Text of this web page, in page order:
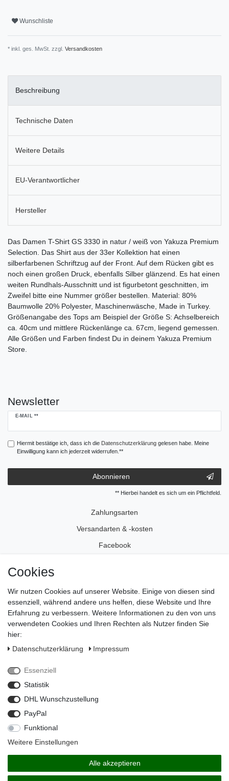
Wunschliste
* inkl. ges. MwSt. zzgl. Versandkosten
Beschreibung
Technische Daten
Weitere Details
EU-Verantwortlicher
Hersteller
Das Damen T-Shirt GS 3330 in natur / weiß von Yakuza Premium
Selection. Das Shirt aus der 33er Kollektion hat einen
silberfarbenen Schriftzug auf der Front. Auf dem Rücken gibt es
noch einen großen Druck, ebenfalls Silber glänzend. Es hat einen
weiten Rundhals-Ausschnitt und ist figurbetont geschnitten, im
Zweifel bitte eine Nummer größer bestellen. Material: 80%
Baumwolle 20% Polyester, Maschinenwäsche, Made in Turkey.
Größenangabe des Tops am Beispiel der Größe S: Achselbereich
ca. 40cm und mittlere Rückenlänge ca. 67cm, liegend gemessen.
Alle Größen und Farben findest Du in deinem Yakuza Premium
Store.
Newsletter
E-MAIL **
Newsletter
Hiermit bestätige ich, dass ich die Daten­schutz­erklärunggelesen habe. Meine
Einwilligung kann ich jederzeit widerrufen.**
Abonnieren
** Hierbei handelt es sich um ein Pflichtfeld.
Zahlungsarten
Versandarten & -kosten
Facebook
Impressum
Daten­schutz­erklärung
AGB
Zahlungsarten
Cookies
Wir nutzen Cookies auf unserer Website. Einige von diesen sind
essenziell, während andere uns helfen, diese Website und Ihre
Erfahrung zu verbessern. Weitere Informationen zu den von uns
verwendeten Cookies und Ihren Rechten als Nutzer finden Sie
hier:
Daten­schutz­erklärung
Impressum
Essenziell
Statistik
DHL Wunschzustellung
PayPal
Funktional
Weitere Einstellungen
Alle akzeptieren